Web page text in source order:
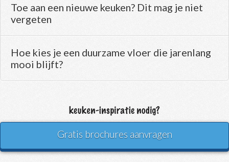
Toe aan een nieuwe keuken? Dit mag je niet
vergeten
Hoe kies je een duurzame vloer die jarenlang
mooi blijft?
Gratis brochures aanvragen